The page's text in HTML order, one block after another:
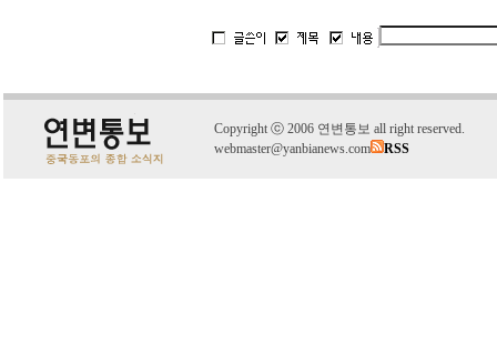
Copyright ⓒ 2006 연변통보 all right reserved.
webmaster@yanbianews.com
RSS